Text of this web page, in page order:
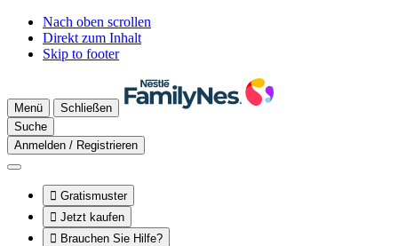
Nach oben scrollen
Direkt zum Inhalt
Skip to footer
Menü
Schließen
Suche
Anmelden / Registrieren
 Gratismuster
 Jetzt kaufen
 Brauchen Sie Hilfe?